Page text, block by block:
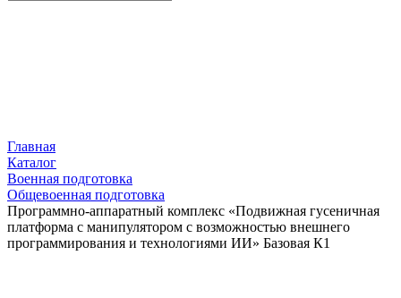
Главная
Каталог
Военная подготовка
Общевоенная подготовка
Программно-аппаратный комплекс «Подвижная гусеничная
платформа с манипулятором с возможностью внешнего
программирования и технологиями ИИ» Базовая К1